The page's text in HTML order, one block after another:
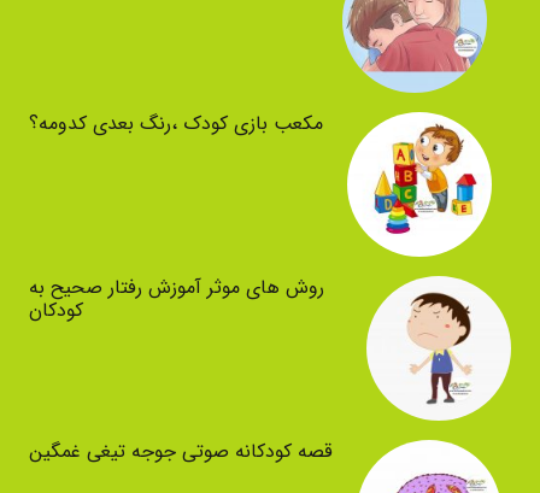
مکعب بازی کودک ،رنگ بعدی کدومه؟
روش های موثر آموزش رفتار صحیح به
کودکان
قصه کودکانه صوتی جوجه تیغی غمگین